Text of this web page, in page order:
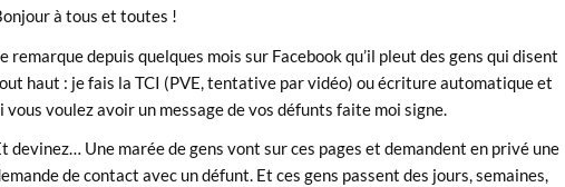
à tous et toutes !
remarque depuis quelques mois sur Facebook qu’il pleut des gens qui disent
haut : je fais la TCI (PVE, tentative par vidéo) ou écriture automatique et
vous voulez avoir un message de vos défunts faite moi signe.
devinez… Une marée de gens vont sur ces pages et demandent en privé une
de contact avec un défunt. Et ces gens passent des jours, semaines,